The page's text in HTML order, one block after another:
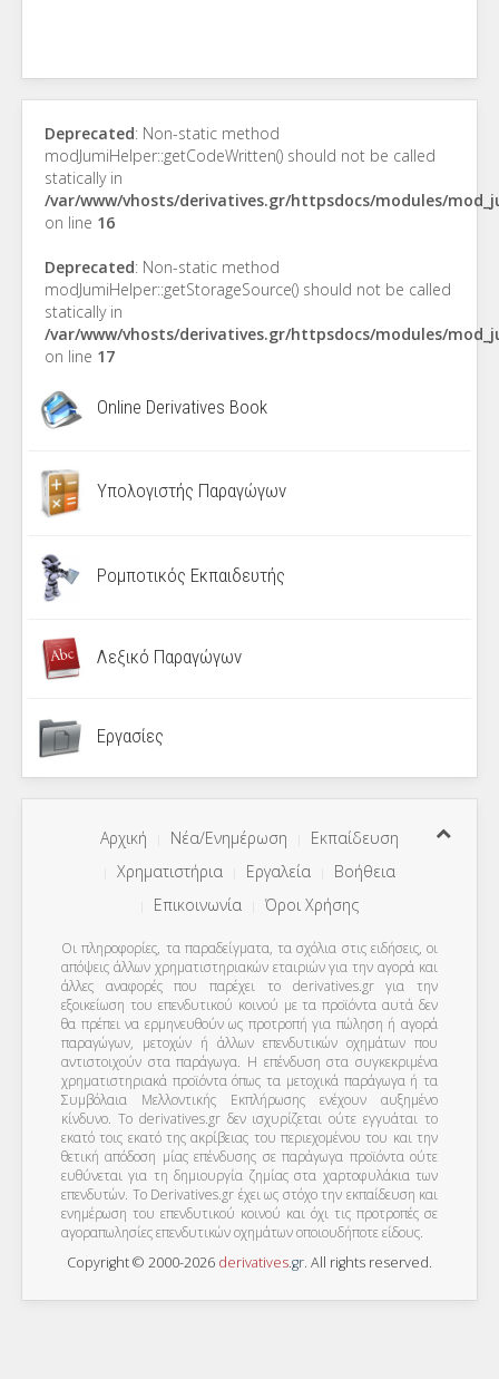
Deprecated: Non-static method
modJumiHelper::getCodeWritten() should not be called
statically in
/var/www/vhosts/derivatives.gr/httpsdocs/modules/
on line 16
Deprecated: Non-static method
modJumiHelper::getStorageSource() should not be called
statically in
/var/www/vhosts/derivatives.gr/httpsdocs/modules/
on line 17
Online Derivatives Book
Υπολογιστής Παραγώγων
Ρομποτικός Εκπαιδευτής
Λεξικό Παραγώγων
Εργασίες
Αρχική Νέα/Ενημέρωση
Εκπαίδευση
Χρηματιστήρια
Εργαλεία
Βοήθεια
Επικοινωνία
Όροι Χρήσης
Οι πληροφορίες, τα παραδείγματα, τα σχόλια στις ειδήσεις, οι
απόψεις άλλων χρηματιστηριακών εταιριών για την αγορά και
άλλες αναφορές που παρέχει το derivatives.gr για την
εξοικείωση του επενδυτικού κοινού με τα προϊόντα αυτά δεν
θα πρέπει να ερμηνευθούν ως προτροπή για πώληση ή αγορά
παραγώγων, μετοχών ή άλλων επενδυτικών οχημάτων που
αντιστοιχούν στα παράγωγα. Η επένδυση στα συγκεκριμένα
χρηματιστηριακά προϊόντα όπως τα μετοχικά παράγωγα ή τα
Συμβόλαια Μελλοντικής Εκπλήρωσης ενέχουν αυξημένο
κίνδυνο. Το derivatives.gr δεν ισχυρίζεται ούτε εγγυάται το
εκατό τοις εκατό της ακρίβειας του περιεχομένου του και την
θετική απόδοση μίας επένδυσης σε παράγωγα προϊόντα ούτε
ευθύνεται για τη δημιουργία ζημίας στα χαρτοφυλάκια των
επενδυτών. To Derivatives.gr έχει ως στόχο την εκπαίδευση και
ενημέρωση του επενδυτικού κοινού και όχι τις προτροπές σε
αγοραπωλησίες επενδυτικών οχημάτων οποιουδήποτε είδους.
Copyright © 2000-2026 derivatives.gr. All rights reserved.